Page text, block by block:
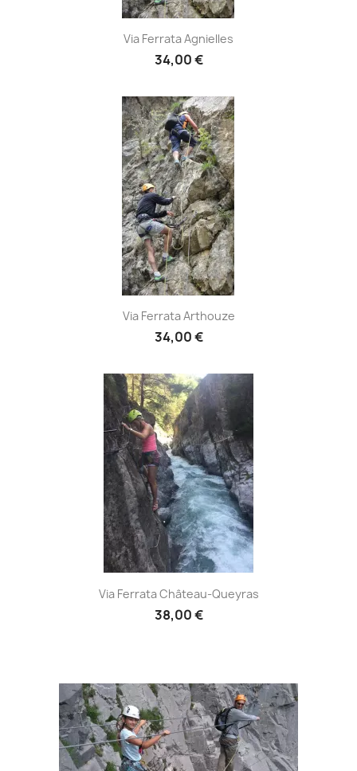
Via Ferrata Agnielles
34,00 €
Via Ferrata Arthouze
34,00 €
Via Ferrata Château-Queyras
38,00 €